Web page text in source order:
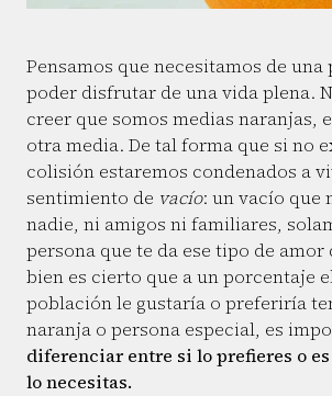
Pensamos que necesitamos de una
poder disfrutar de una vida plena.
creer que somos medias naranjas,
otra media. De tal forma que si no
colisión estaremos condenados a
sentimiento de vacío: un vacío que
nadie, ni amigos ni familiares,
persona que te da ese tipo de
bien es cierto que a un porcentaje
población le gustaría o preferiría
naranja o persona especial, es
diferenciar entre si lo prefieres o
lo necesitas.